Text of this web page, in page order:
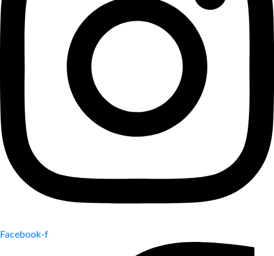
Facebook-f